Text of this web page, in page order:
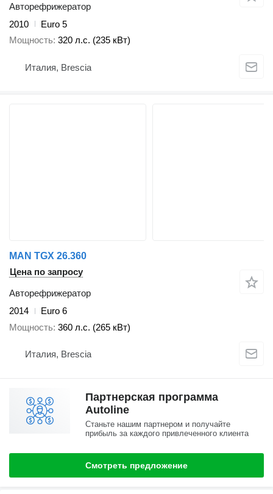
Авторефрижератор
2010
Euro 5
Мощность 320 л.с. (235 кВт)
Италия, Brescia
MAN TGX 26.360
Цена по запросу
Авторефрижератор
2014
Euro 6
Мощность 360 л.с. (265 кВт)
Италия, Brescia
Партнерская программа
Autoline
Станьте нашим партнером и получайте
прибыль за каждого привлеченного клиента
Смотреть предложение